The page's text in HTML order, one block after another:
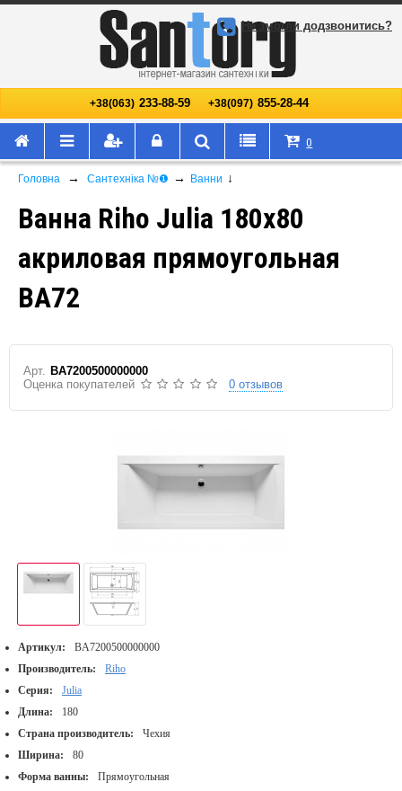
+38(063) 233-88-59 +38(097) 855-28-44
Не змогли додзвонитись?
0
Головна → Сантехніка №❶ → Ванни ↓
Ванна Riho Julia 180x80
акриловая прямоугольная
BA72
Арт. BA7200500000000
Оценка покупателей
0 отзывов
Артикул:
BA7200500000000
Производитель:
Riho
Серия:
Julia
Длина:
180
Страна производитель:
Чехия
Ширина:
80
Форма ванны:
Прямоугольная